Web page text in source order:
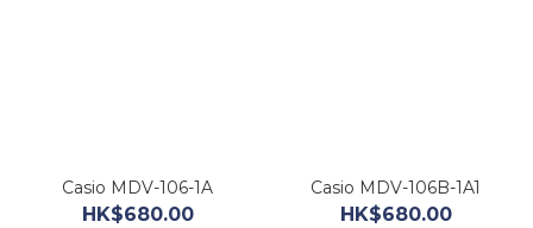
Casio MDV-106-1A
HK$680.00
Casio MDV-106B-1A1
HK$680.00